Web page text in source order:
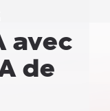
avec
de